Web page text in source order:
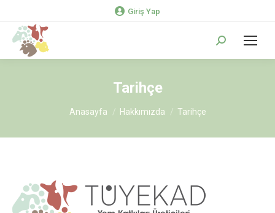
Giriş Yap
Search:
Tarihçe
You are here:
Anasayfa Hakkımızda Tarihçe